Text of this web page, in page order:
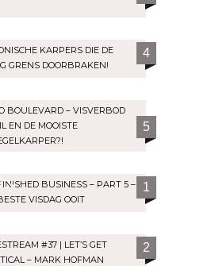
KARPERS DIE DE
GRENS DOORBRAKEN!
4
BOULEVARD – VISVERBOD
EN DE MOOISTE
5
BUSINESS – PART 5 –
VISDAG OOIT
1
#37 | LET’S GET
– MARK HOFMAN
2